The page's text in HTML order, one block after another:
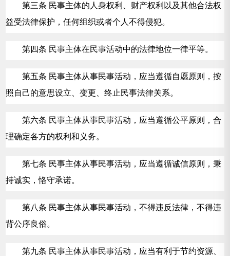
第三条 民事主体的人身权利、财产权利以及其他合法权
益受法律保护，任何组织或者个人不得侵犯。
第四条 民事主体在民事活动中的法律地位一律平等。
第五条 民事主体从事民事活动，应当遵循自愿原则，按
照自己的意思设立、变更、终止民事法律关系。
第六条 民事主体从事民事活动，应当遵循公平原则，合
理确定各方的权利和义务。
第七条 民事主体从事民事活动，应当遵循诚信原则，秉
持诚实，恪守承诺。
第八条 民事主体从事民事活动，不得违反法律，不得违
背公序良俗。
第九条 民事主体从事民事活动，应当有利于节约资源、